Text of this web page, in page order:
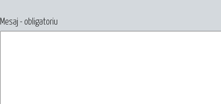
Mesaj - obligatoriu